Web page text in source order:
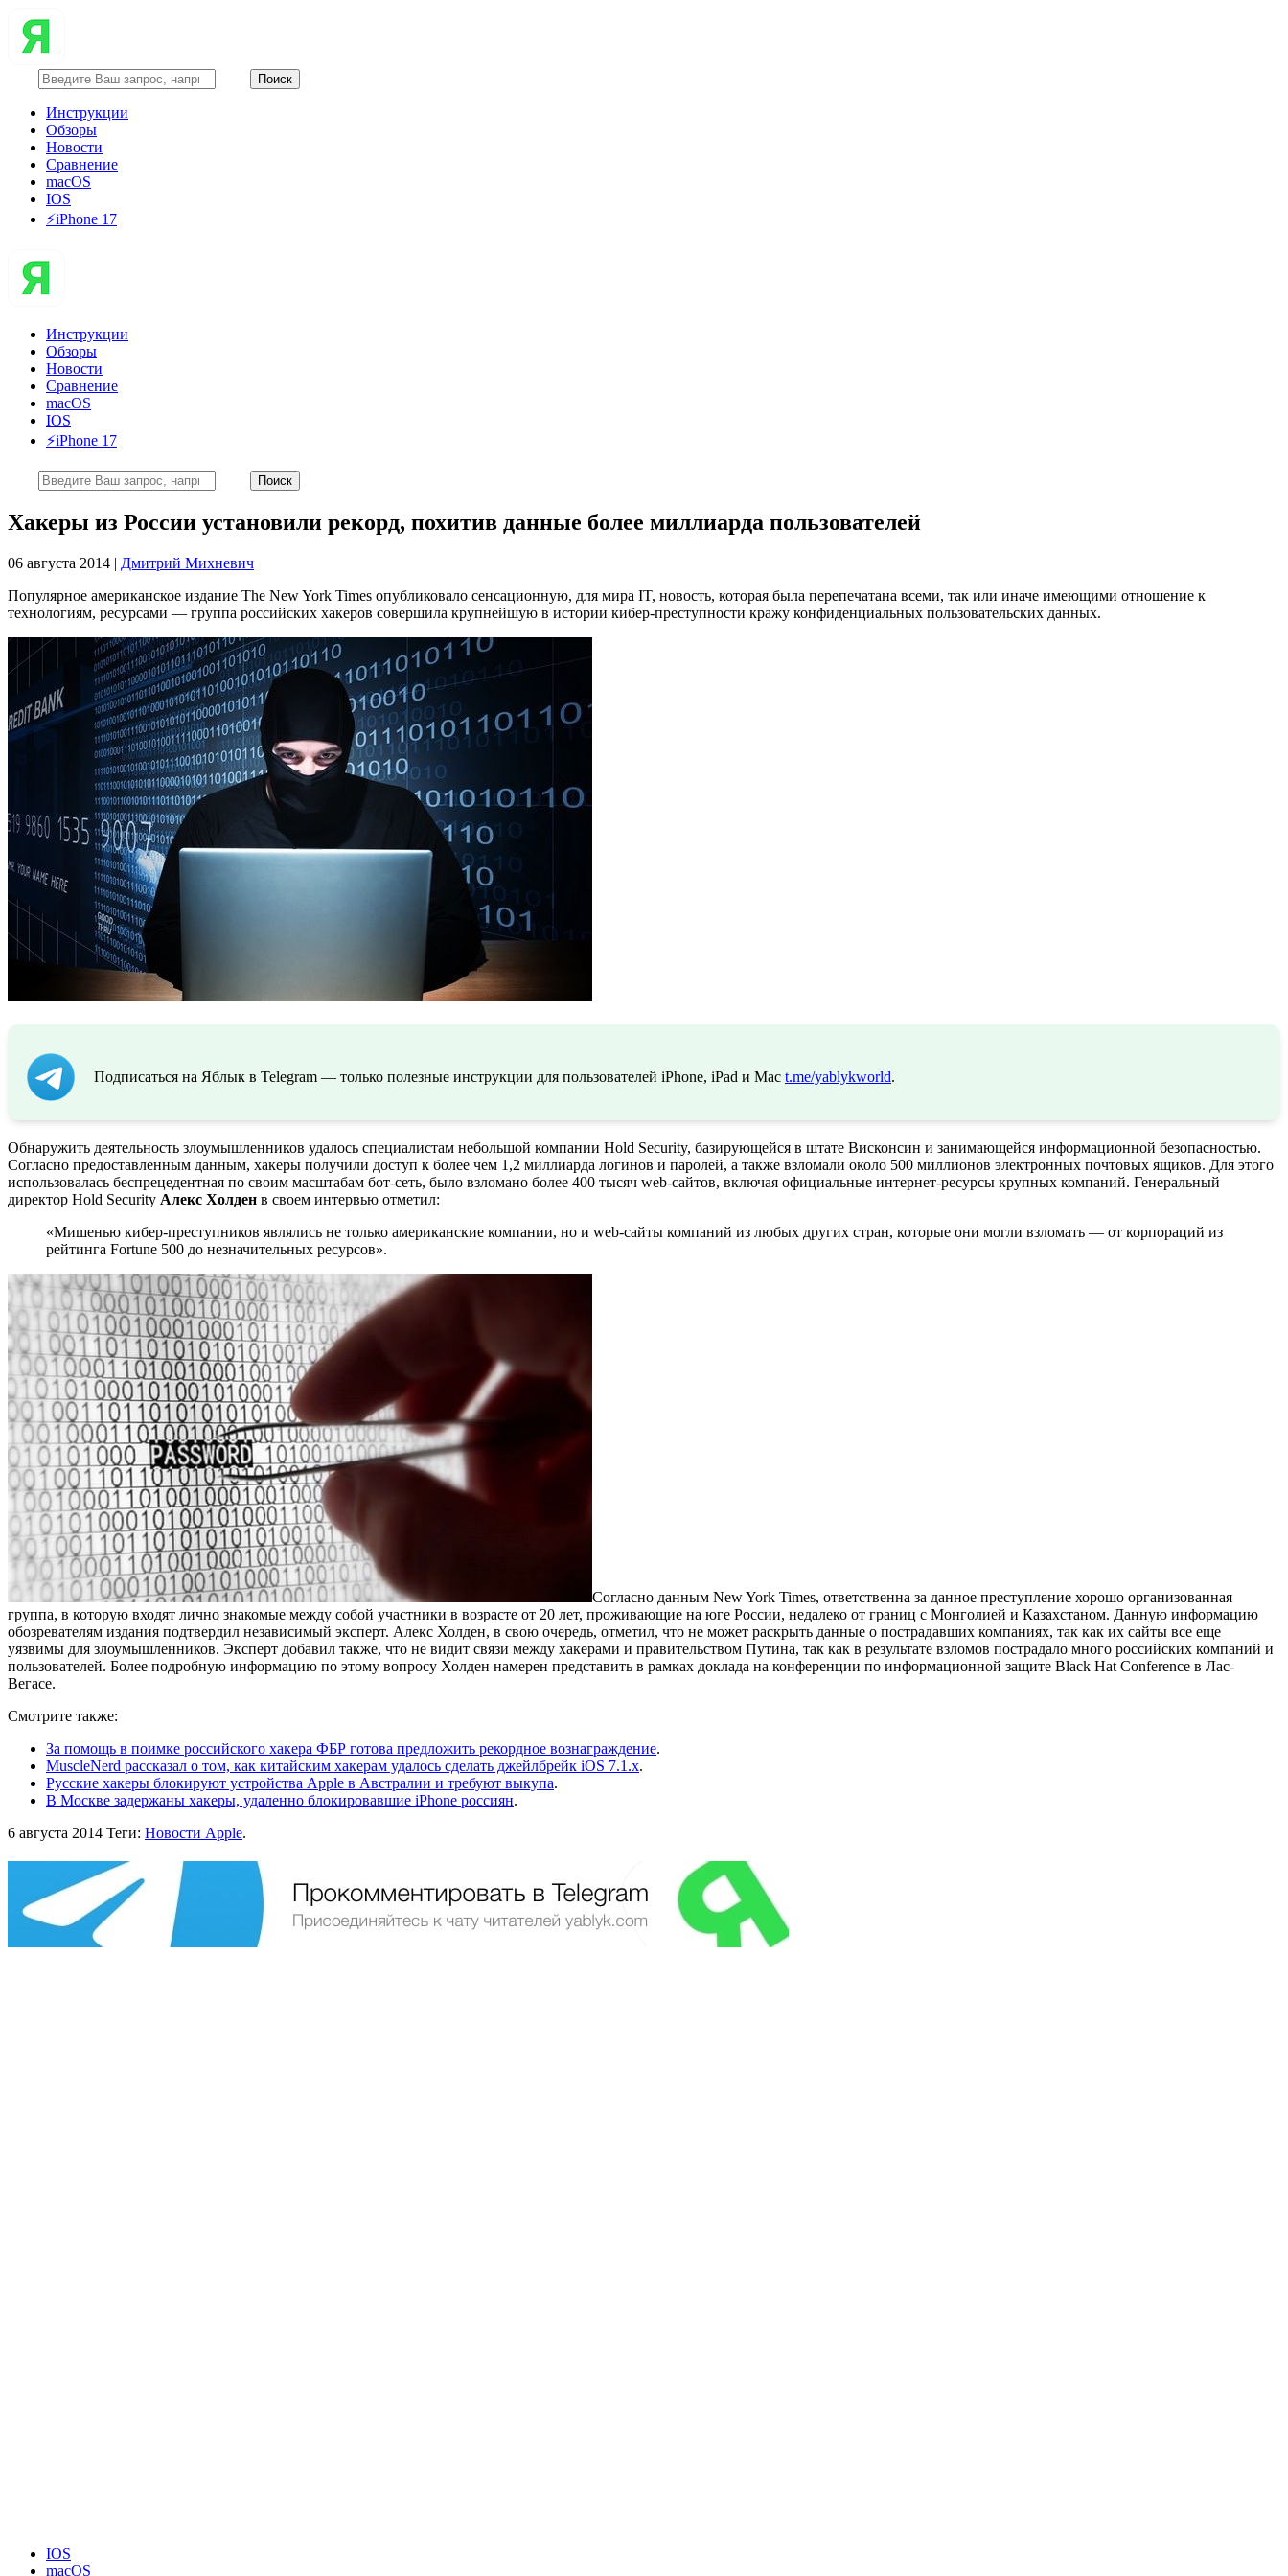
Инструкции
Обзоры
Новости
Сравнение
macOS
IOS
⚡️iPhone 17
Инструкции
Обзоры
Новости
Сравнение
macOS
IOS
⚡️iPhone 17
Хакеры из России установили рекорд, похитив данные более миллиарда пользователей
06 августа 2014 | Дмитрий Михневич
Популярное американское издание The New York Times опубликовало сенсационную, для мира IT, новость, которая была перепечатана всеми, так или иначе имеющими отношение к
технологиям, ресурсами — группа российских хакеров совершила крупнейшую в истории кибер-преступности кражу конфиденциальных пользовательских данных.
Подписаться на Яблык в Telegram — только полезные инструкции для пользователей iPhone, iPad и Mac t.me/yablykworld.
Обнаружить деятельность злоумышленников удалось специалистам небольшой компании Hold Security, базирующейся в штате Висконсин и занимающейся информационной безопасностью.
Согласно предоставленным данным, хакеры получили доступ к более чем 1,2 миллиарда логинов и паролей, а также взломали около 500 миллионов электронных почтовых ящиков. Для этого
использовалась беспрецедентная по своим масштабам бот-сеть, было взломано более 400 тысяч web-сайтов, включая официальные интернет-ресурсы крупных компаний. Генеральный
директор Hold Security Алекс Холден в своем интервью отметил:
«Мишенью кибер-преступников являлись не только американские компании, но и web-сайты компаний из любых других стран, которые они могли взломать — от корпораций из
рейтинга Fortune 500 до незначительных ресурсов».
Согласно данным New York Times, ответственна за данное преступление хорошо организованная
группа, в которую входят лично знакомые между собой участники в возрасте от 20 лет, проживающие на юге России, недалеко от границ с Монголией и Казахстаном. Данную информацию
обозревателям издания подтвердил независимый эксперт. Алекс Холден, в свою очередь, отметил, что не может раскрыть данные о пострадавших компаниях, так как их сайты все еще
уязвимы для злоумышленников. Эксперт добавил также, что не видит связи между хакерами и правительством Путина, так как в результате взломов пострадало много российских компаний и
пользователей. Более подробную информацию по этому вопросу Холден намерен представить в рамках доклада на конференции по информационной защите Black Hat Conference в Лас-
Вегасе.
Смотрите также:
За помощь в поимке российского хакера ФБР готова предложить рекордное вознаграждение.
MuscleNerd рассказал о том, как китайским хакерам удалось сделать джейлбрейк iOS 7.1.x.
Русские хакеры блокируют устройства Apple в Австралии и требуют выкупа.
В Москве задержаны хакеры, удаленно блокировавшие iPhone россиян.
6 августа 2014 Теги: Новости Apple.
IOS
macOS